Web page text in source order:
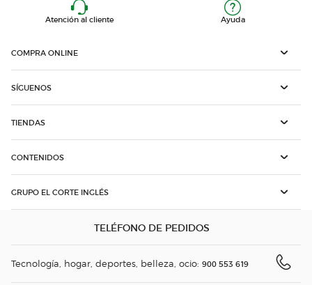
Atención al cliente Ayuda
COMPRA ONLINE
SÍGUENOS
TIENDAS
CONTENIDOS
GRUPO EL CORTE INGLÉS
TELÉFONO DE PEDIDOS
Tecnología, hogar, deportes, belleza, ocio: 900 553 619